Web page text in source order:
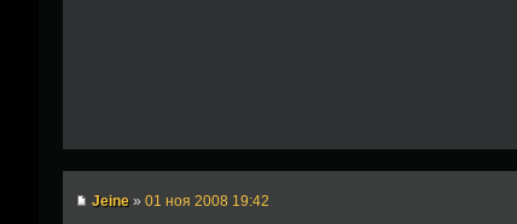
Jeine » 01 ноя 2008 19:42